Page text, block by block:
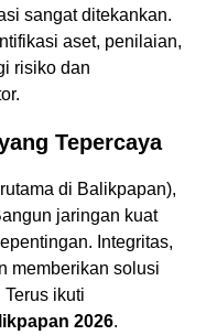
sangat ditekankan.
aset, penilaian,
risiko dan
Tepercaya
di Balikpapan),
jaringan kuat
Integritas,
memberikan solusi
ikuti
2026.